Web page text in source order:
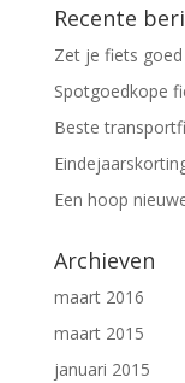
Recente
Zet je fiets
Spotgoedkope
Beste
Een hoop
Archieven
maart 2016
maart 2015
januari 2015